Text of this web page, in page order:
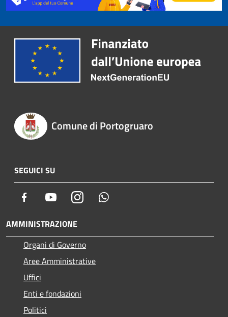
Comune di Portogruaro
SEGUICI SU
Facebook YoutubeInstagram
AMMINISTRAZIONE
Organi di Governo
Aree Amministrative
Uffici
Enti e fondazioni
Politici